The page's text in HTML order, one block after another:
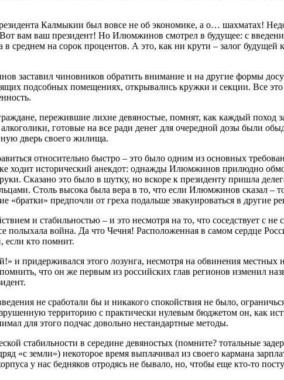
Калмыкии был вовсе не об экономике, а о… шахматах!
вам ваш президент! Но Илюмжинов смотрел в будущее: с
среднем на сорок процентов. А это, как ни крути – залог будущей
заставил чиновников обратить внимание и на другие формы
подсобных помещениях, открывались кружки и секции. Все это
пережившие лихие девяностые, помнят, как каждый поход
готовые на все ради денег для очередной дозы были
дверь своего жилища.
относительно быстро – это было одним из основных
ходит исторический анекдот: однажды Илюмжинов прилюдно
Сказано это было в шутку, но вскоре к президенту пришла
Столь высока была вера в то, что если Илюмжинов сказал –
«братки» предпочли от греха подальше эвакуироваться в другие
и стабильностью – и это несмотря на то, что соседствует с
полыхала война. Да что Чечня! Расположенная в самом сердце
если кто помнит.
и придерживался этого лозунга, несмотря на обвинения местных
что он же первым из российских глав регионов изменил
не сработали бы и никакого спокойствия не было,
территорию с практически нулевым бюджетом он, как
для этого подчас довольно нестандартные методы.
стабильности в середине девяностых (помните? тотальные
«с земли») некоторое время выплачивал из своего кармана
у нас бедняков отродясь не бывало, но, чтобы еще кто-то